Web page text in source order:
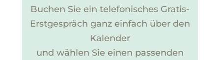
Buchen Sie ein telefonisches Gratis-
Erstgespräch ganz einfach über den
Kalender
und wählen Sie einen passenden